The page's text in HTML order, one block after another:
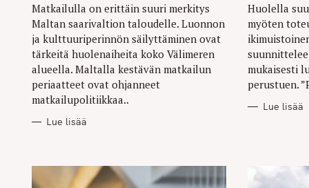
Matkailulla on erittäin suuri merkitys
Maltan saarivaltion taloudelle. Luonnon
ja kulttuuriperinnön säilyttäminen ovat
tärkeitä huolenaiheita koko Välimeren
alueella. Maltalla kestävän matkailun
periaatteet ovat ohjanneet
matkailupolitiikkaa..
Lue lisää
Huolella
myöten
mukaisesti
perustuen.
Lue lisää